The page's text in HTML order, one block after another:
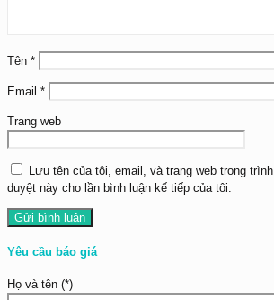
Tên *
Email *
Trang web
Lưu tên của tôi, email, và trang web trong trình
duyệt này cho lần bình luận kế tiếp của tôi.
Yêu cầu báo giá
Họ và tên (*)